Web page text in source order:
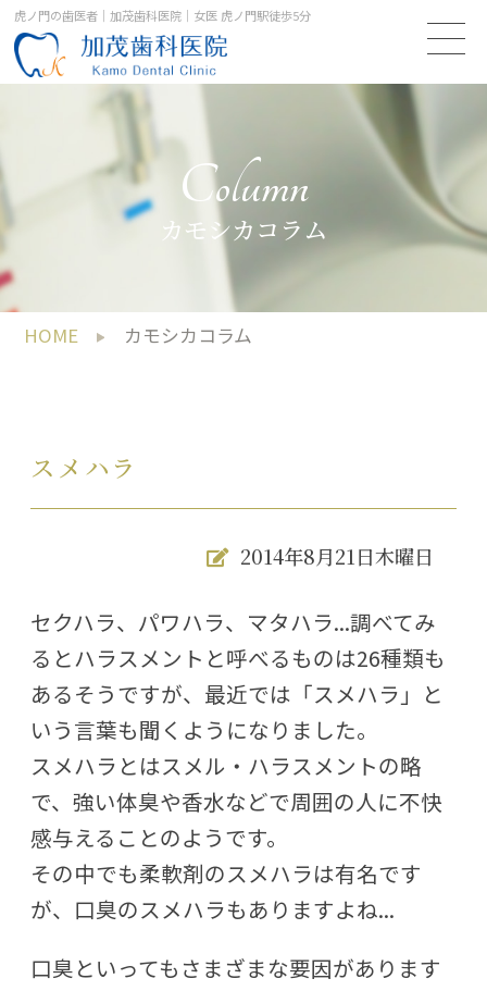
虎ノ門の歯医者｜加茂歯科医院｜女医 虎ノ門駅徒歩5分
カモシカコラム
Column
HOME カモシカコラム
スメハラ
2014年8月21日木曜日
セクハラ、パワハラ、マタハラ...調べてみ
るとハラスメントと呼べるものは26種類も
あるそうですが、最近では「スメハラ」と
いう言葉も聞くようになりました。
スメハラとはスメル・ハラスメントの略
で、強い体臭や香水などで周囲の人に不快
感与えることのようです。
その中でも柔軟剤のスメハラは有名です
が、口臭のスメハラもありますよね...
口臭といってもさまざまな要因があります